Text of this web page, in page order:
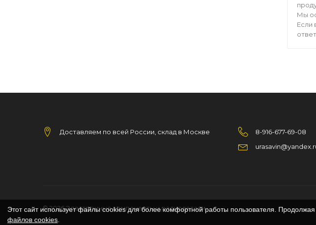
Мы
Если
Доставляем по всей России, склад в Москве
8-916-677-69-08
© 2026Электронные компоненты и радиодетали
Этот сайт использует файлы cookies для более комфортной работы пользователя.
файлов cookies